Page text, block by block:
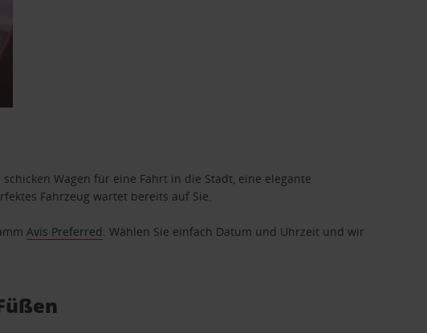
Wagen für eine Fahrt in die Stadt, eine elegante
Fahrzeug wartet bereits auf Sie.
Avis Preferred. Wählen Sie einfach Datum und Uhrzeit und wir